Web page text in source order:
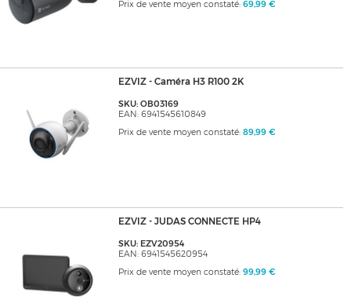
Prix de vente moyen constaté: 69,99 €
EZVIZ - Caméra H3 R100 2K
SKU: OB03169
EAN: 6941545610849
Prix de vente moyen constaté: 89,99 €
EZVIZ - JUDAS CONNECTE HP4
SKU: EZV20954
EAN: 6941545620954
Prix de vente moyen constaté: 99,99 €